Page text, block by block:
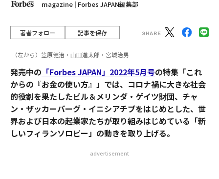
magazine | Forbes JAPAN編集部
著者フォロー 記事を保存
（左から）笠原健治・山田進太郎・宮城治男
発売中の 「Forbes JAPAN」2022年5月号の特集「これ
からの『お金の使い方』」では、コロナ禍に大きな社会
的役割を果たしたビル＆メリンダ・ゲイツ財団、チャ
ン・ザッカーバーグ・イニシアチブをはじめとした、世
界および日本の起業家たちが取り組みはじめている「新
しいフィランソロピー」の動きを取り上げる。
advertisement